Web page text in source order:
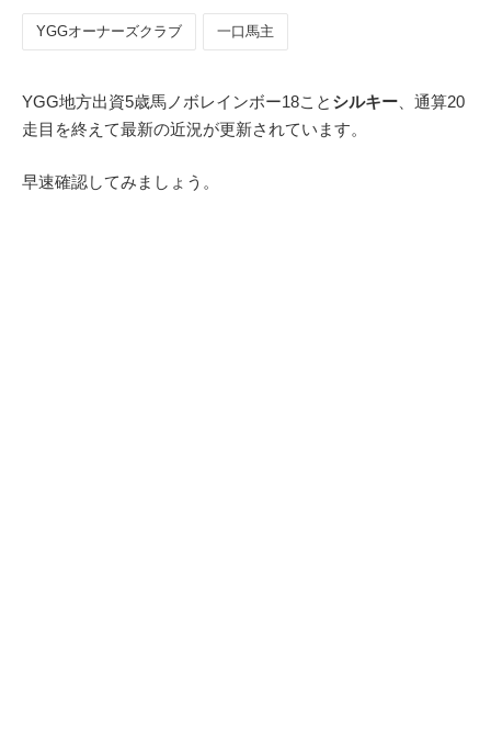
YGGオーナーズクラブ 一口馬主
YGG地方出資5歳馬ノボレインボー18こと シルキー 、通算20
走目を終えて最新の近況が更新されています。
早速確認してみましょう。